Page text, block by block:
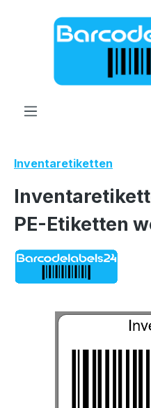
Zum Hauptinhalt springen
Inventaretiketten
PE-Etiketten
Bildergalerie